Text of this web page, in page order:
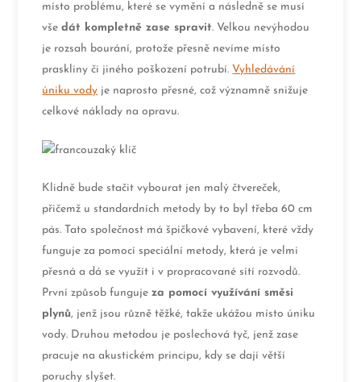
místo problému, které se vymění a následně se musí
všedát kompletně zase spravit. Velkou nevýhodou
je rozsah bourání, protože přesně nevíme místo
praskliny či jiného poškození potrubí. Vyhledávání
úniku vody je naprosto přesné, což významně snižuje
celkové náklady na opravu.
Klidně bude stačit vybourat jen malý čtvereček,
přičemž u standardních metody by to byl třeba 60 cm
pás. Tato společnost má špičkové vybavení, které vždy
funguje za pomocí speciální metody, která je velmi
přesná a dá se využít i v propracované sítí rozvodů.
První způsob fungujeza pomocí využívání směsi
plynů, jenž jsou různě těžké, takže ukážou místo úniku
vody. Druhou metodou je poslechová tyč, jenž zase
pracuje na akustickém principu, kdy se dají větší
poruchy slyšet.